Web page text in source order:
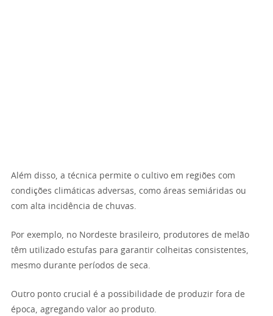
Além disso, a técnica permite o cultivo em regiões com
condições climáticas adversas, como áreas semiáridas ou
com alta incidência de chuvas.
Por exemplo, no Nordeste brasileiro, produtores de melão
têm utilizado estufas para garantir colheitas consistentes,
mesmo durante períodos de seca.
Outro ponto crucial é a possibilidade de produzir fora de
época, agregando valor ao produto.